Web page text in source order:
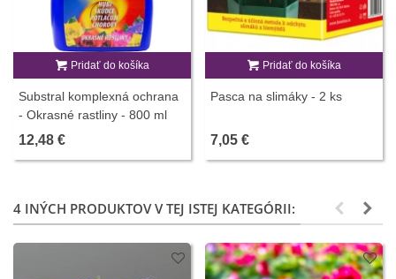
Pridať do košíka
Substral komplexná ochrana
- Okrasné rastliny - 800 ml
12,48 €
Pridať do košíka
Pasca na slimáky - 2 ks
7,05 €
4 INÝCH PRODUKTOV V TEJ ISTEJ KATEGÓRII: